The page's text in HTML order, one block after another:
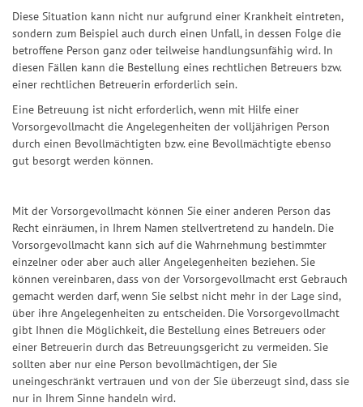
Diese Situation kann nicht nur aufgrund einer Krankheit eintreten,
sondern zum Beispiel auch durch einen Unfall, in dessen Folge die
betroffene Person ganz oder teilweise handlungsunfähig wird. In
diesen Fällen kann die Bestellung eines rechtlichen Betreuers bzw.
einer rechtlichen Betreuerin erforderlich sein.
Eine Betreuung ist nicht erforderlich, wenn mit Hilfe einer
Vorsorgevollmacht die Angelegenheiten der volljährigen Person
durch einen Bevollmächtigten bzw. eine Bevollmächtigte ebenso
gut besorgt werden können.
Mit der Vorsorgevollmacht können Sie einer anderen Person das
Recht einräumen, in Ihrem Namen stellvertretend zu handeln. Die
Vorsorgevollmacht kann sich auf die Wahrnehmung bestimmter
einzelner oder aber auch aller Angelegenheiten beziehen. Sie
können vereinbaren, dass von der Vorsorgevollmacht erst Gebrauch
gemacht werden darf, wenn Sie selbst nicht mehr in der Lage sind,
über ihre Angelegenheiten zu entscheiden. Die Vorsorgevollmacht
gibt Ihnen die Möglichkeit, die Bestellung eines Betreuers oder
einer Betreuerin durch das Betreuungsgericht zu vermeiden. Sie
sollten aber nur eine Person bevollmächtigen, der Sie
uneingeschränkt vertrauen und von der Sie überzeugt sind, dass sie
nur in Ihrem Sinne handeln wird.